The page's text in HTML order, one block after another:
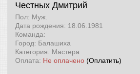
Честных Дмитрий
Пол: Муж.
Дата рождения: 18.06.1981
Команда:
Город: Балашиха
Категория: Мастера
Оплата: Не оплачено (Оплатить)